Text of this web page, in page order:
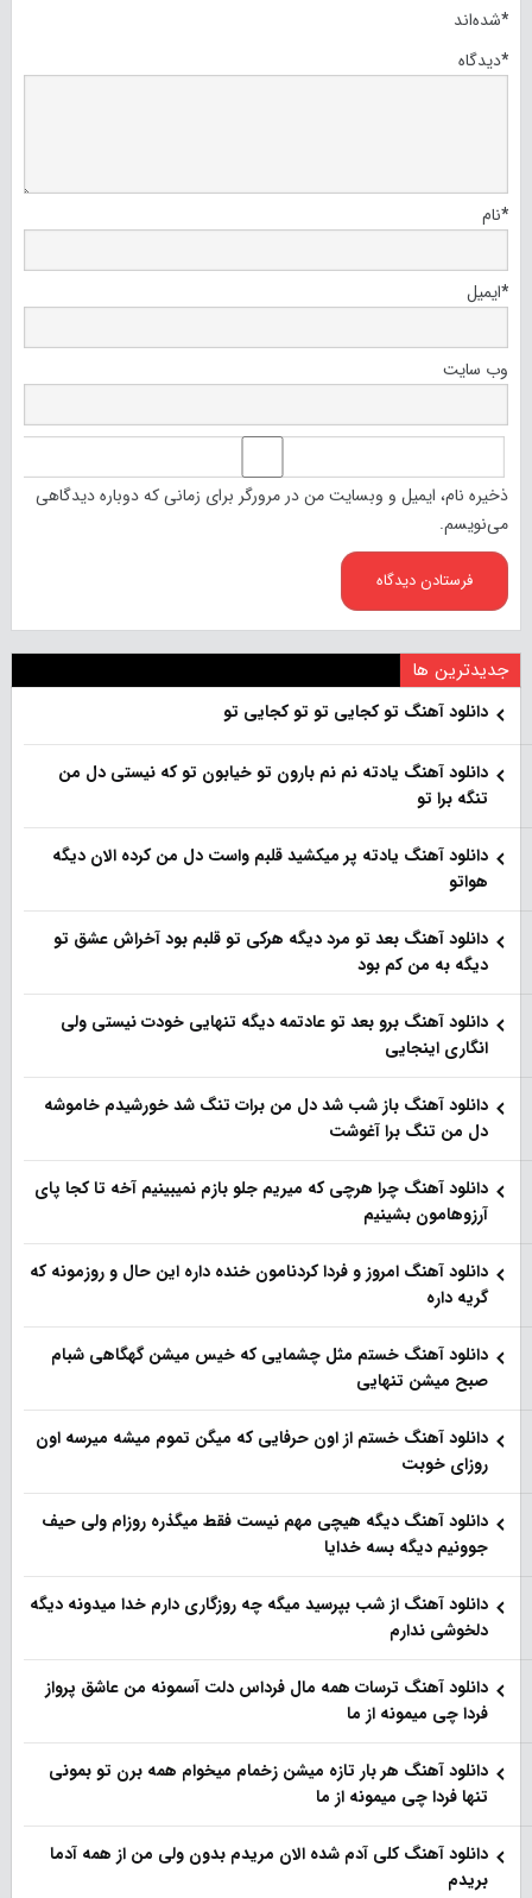
شده‌اند*
دیدگاه*
نام*
ایمیل*
وب‌ سایت
ذخیره نام، ایمیل و وبسایت من در مرورگر برای زمانی که دوباره دیدگاهی
می‌نویسم.
جدیدترین ها
دانلود آهنگ تو کجایی تو تو کجایی تو
دانلود آهنگ یادته نم نم بارون تو خیابون تو که نیستی دل من
تنگه برا تو
دانلود آهنگ یادته پر میکشید قلبم واست دل من کرده الان دیگه
هواتو
دانلود آهنگ بعد تو مرد دیگه هرکی تو قلبم بود آخراش عشق تو
دیگه به من کم بود
دانلود آهنگ برو بعد تو عادتمه دیگه تنهایی خودت نیستی ولی
انگاری اینجایی
دانلود آهنگ باز شب شد دل من برات تنگ شد خورشیدم خاموشه
دل من تنگ برا آغوشت
دانلود آهنگ چرا هرچی که میریم جلو بازم نمیبینیم آخه تا کجا پای
آرزوهامون بشینیم
دانلود آهنگ امروز و فردا کردنامون خنده داره این حال و روزمونه که
گریه داره
دانلود آهنگ خستم مثل چشمایی که خیس میشن گهگاهی شبام
صبح میشن تنهایی
دانلود آهنگ خستم از اون حرفایی که میگن تموم میشه میرسه اون
روزای خوبت
دانلود آهنگ دیگه هیچی مهم نیست فقط میگذره روزام ولی حیف
جوونیم دیگه بسه خدایا
دانلود آهنگ از شب بپرسید میگه چه روزگاری دارم خدا میدونه دیگه
دلخوشی ندارم
دانلود آهنگ ترسات همه مال فرداس دلت آسمونه من عاشق پرواز
فردا چی میمونه از ما
دانلود آهنگ هر بار تازه میشن زخمام میخوام همه برن تو بمونی
تنها فردا چی میمونه از ما
دانلود آهنگ کلی آدم شده الان مریدم بدون ولی من از همه آدما
بریدم